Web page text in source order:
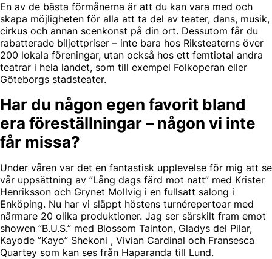
En av de bästa förmånerna är att du kan vara med och
skapa möjligheten för alla att ta del av teater, dans, musik,
cirkus och annan scenkonst på din ort. Dessutom får du
rabatterade biljettpriser – inte bara hos Riksteaterns över
200 lokala föreningar, utan också hos ett femtiotal andra
teatrar i hela landet, som till exempel Folkoperan eller
Göteborgs stadsteater.
Har du någon egen favorit bland
era föreställningar – någon vi inte
får missa?
Under våren var det en fantastisk upplevelse för mig att se
vår uppsättning av ”Lång dags färd mot natt” med Krister
Henriksson och Grynet Mollvig i en fullsatt salong i
Enköping. Nu har vi släppt höstens turnérepertoar med
närmare 20 olika produktioner. Jag ser särskilt fram emot
showen ”B.U.S.” med Blossom Tainton, Gladys del Pilar,
Kayode ”Kayo” Shekoni , Vivian Cardinal och Fransesca
Quartey som kan ses från Haparanda till Lund.